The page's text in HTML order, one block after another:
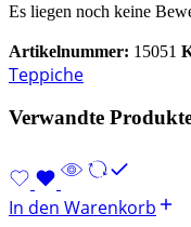
Es liegen noch keine
Artikelnummer: 15051
Teppiche
Verwandte
In den Warenkorb